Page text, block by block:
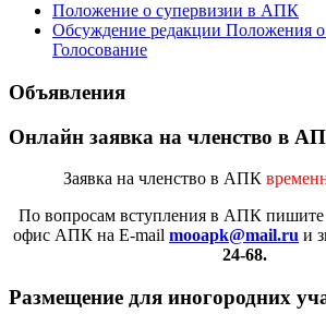
Положение о супервизии в АПК
Обсуждение редакции Положения о
Голосование
Объявления
Онлайн заявка на членство в
Заявка на членство в АПК
По вопросам вступления в АПК пишите
офис АПК на E-mail mooapk@mail.ru и
24-68.
Размещение для иногородних